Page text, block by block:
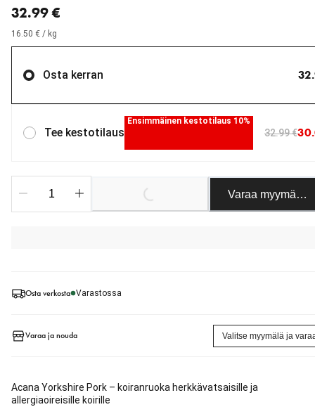
Osta verkosta Varastossa
Varaa ja nouda Valitse myymälä ja
Acana Yorkshire Pork – koiranruoka herkkävatsaisille ja
allergiaoireisille koirille
32.99 €
16.50 € / kg
Osta kerran
Tee kestotilaus
Ensimmäinen kestotilaus 10%
32.99 €
Loading... Varaa